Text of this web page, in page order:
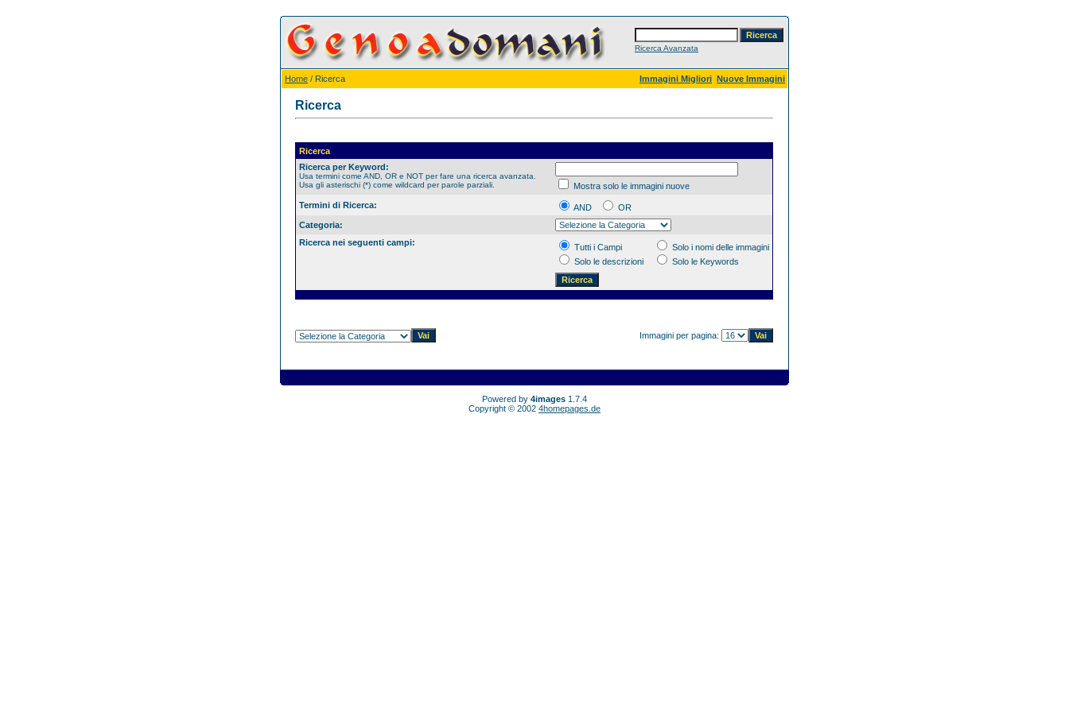
Ricerca Avanzata
Home / Ricerca Immagini Migliori Nuove Immagini
Ricerca
Ricerca
Ricerca per Keyword:
Usa termini come AND, OR e NOT per fare una ricerca avanzata.
Usa gli asterischi (*) come wildcard per parole parziali.
Mostra solo le immagini nuove
Termini di Ricerca:
AND
OR
Categoria:
Ricerca nei seguenti campi:
Tutti i Campi
Solo i nomi delle immagini
Solo le descrizioni
Solo le Keywords
Immagini per pagina:
Powered by 4images 1.7.4
Copyright © 2002 4homepages.de